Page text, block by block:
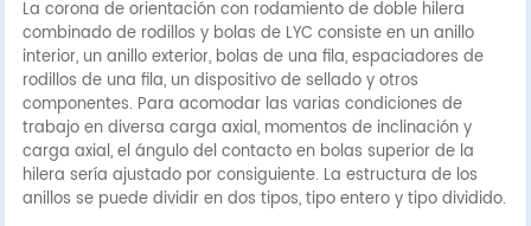
La corona de orientación con rodamiento de doble hilera
combinado de rodillos y bolas de LYC consiste en un anillo
interior, un anillo exterior, bolas de una fila, espaciadores de
rodillos de una fila, un dispositivo de sellado y otros
componentes. Para acomodar las varias condiciones de
trabajo en diversa carga axial, momentos de inclinación y
carga axial, el ángulo del contacto en bolas superior de la
hilera sería ajustado por consiguiente. La estructura de los
anillos se puede dividir en dos tipos, tipo entero y tipo dividido.